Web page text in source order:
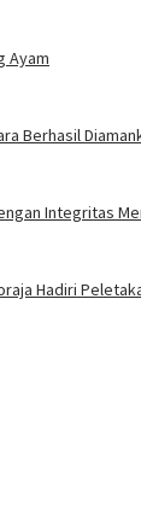
Ayam
Berhasil
Integritas
Hadiri